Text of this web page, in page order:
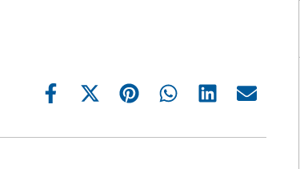
Share
Share
(Twitter)
Share Share Share Share